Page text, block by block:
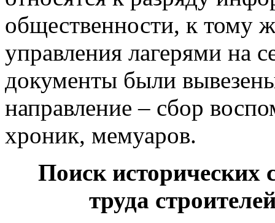
общественности, к тому
управления лагерями на
документы были
направление – сбор
хроник, мемуаров.
Поиск исторических
труда